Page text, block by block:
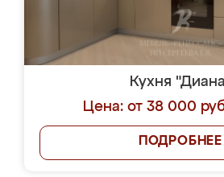
Кухня
Цена: от 38 000
ПОДРОБНЕЕ